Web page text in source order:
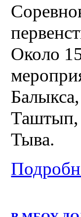
Около
Таштып,
Тыва.